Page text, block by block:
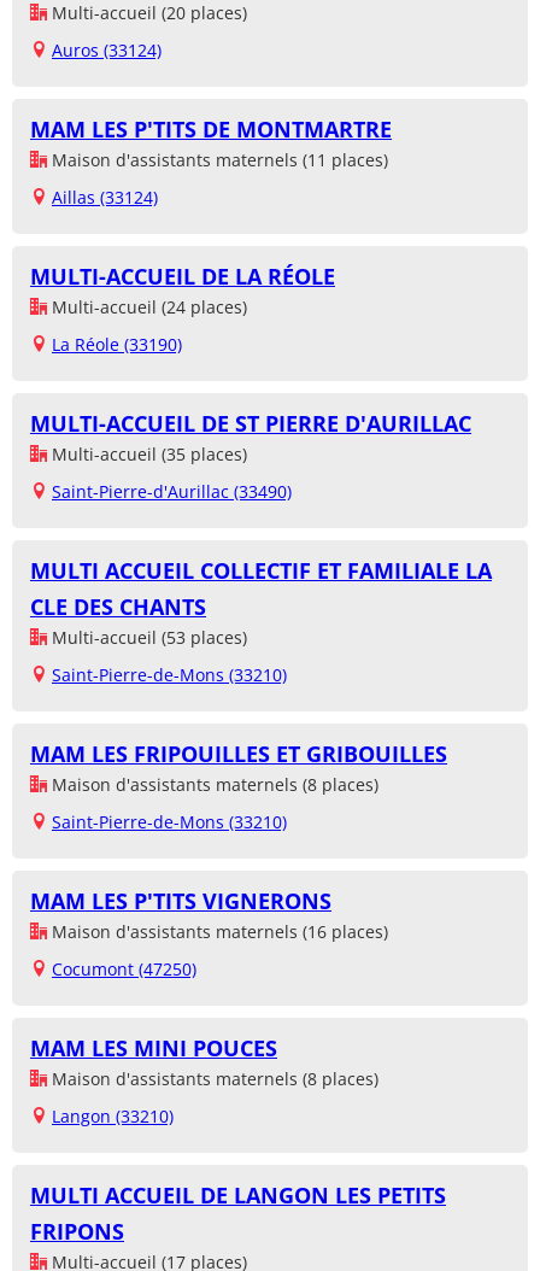
Multi-accueil (20 places)
Auros (33124)
MAM LES P'TITS DE MONTMARTRE
Maison d'assistants maternels (11 places)
Aillas (33124)
MULTI-ACCUEIL DE LA RÉOLE
Multi-accueil (24 places)
La Réole (33190)
MULTI-ACCUEIL DE ST PIERRE D'AURILLAC
Multi-accueil (35 places)
Saint-Pierre-d'Aurillac (33490)
MULTI ACCUEIL COLLECTIF ET FAMILIALE LA
CLE DES CHANTS
Multi-accueil (53 places)
Saint-Pierre-de-Mons (33210)
MAM LES FRIPOUILLES ET GRIBOUILLES
Maison d'assistants maternels (8 places)
Saint-Pierre-de-Mons (33210)
MAM LES P'TITS VIGNERONS
Maison d'assistants maternels (16 places)
Cocumont (47250)
MAM LES MINI POUCES
Maison d'assistants maternels (8 places)
Langon (33210)
MULTI ACCUEIL DE LANGON LES PETITS
FRIPONS
Multi-accueil (17 places)